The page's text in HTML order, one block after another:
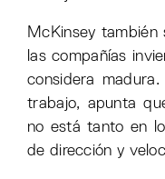
McKinsey también
las compañías
considera
trabajo, apunta
no está tanto en
de dirección y